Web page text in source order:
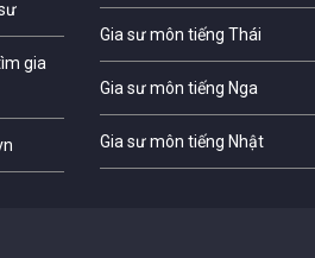
gia
Gia sư môn tiếng Thái
Gia sư môn tiếng Nga
Gia sư môn tiếng Nhật